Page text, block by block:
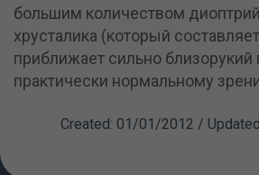
большим количеством
хрусталика (который
приближает сильно близорукий
практически нормальному
Created: 01/01/2012 /